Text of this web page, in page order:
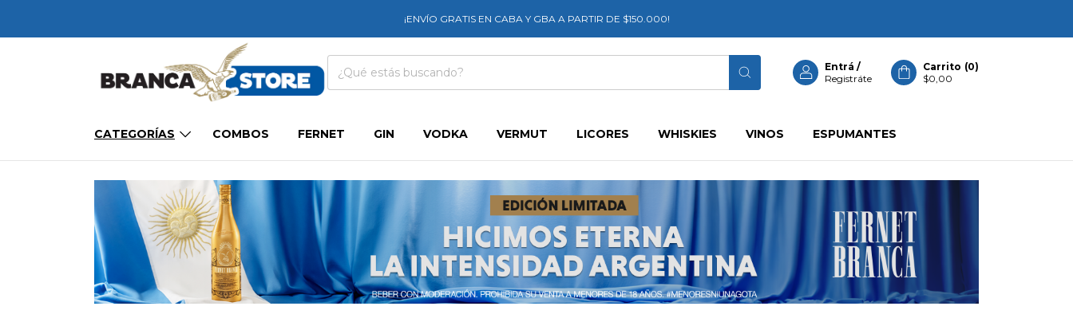
¡ENVÍO GRATIS EN CABA Y GBA A PARTIR DE $150.000!
Entrá /
Registráte
Carrito (0)
$0,00
CATEGORÍAS COMBOS FERNET GIN VODKA VERMUT LICORES WHISKIES VINOS ESPUMANTES